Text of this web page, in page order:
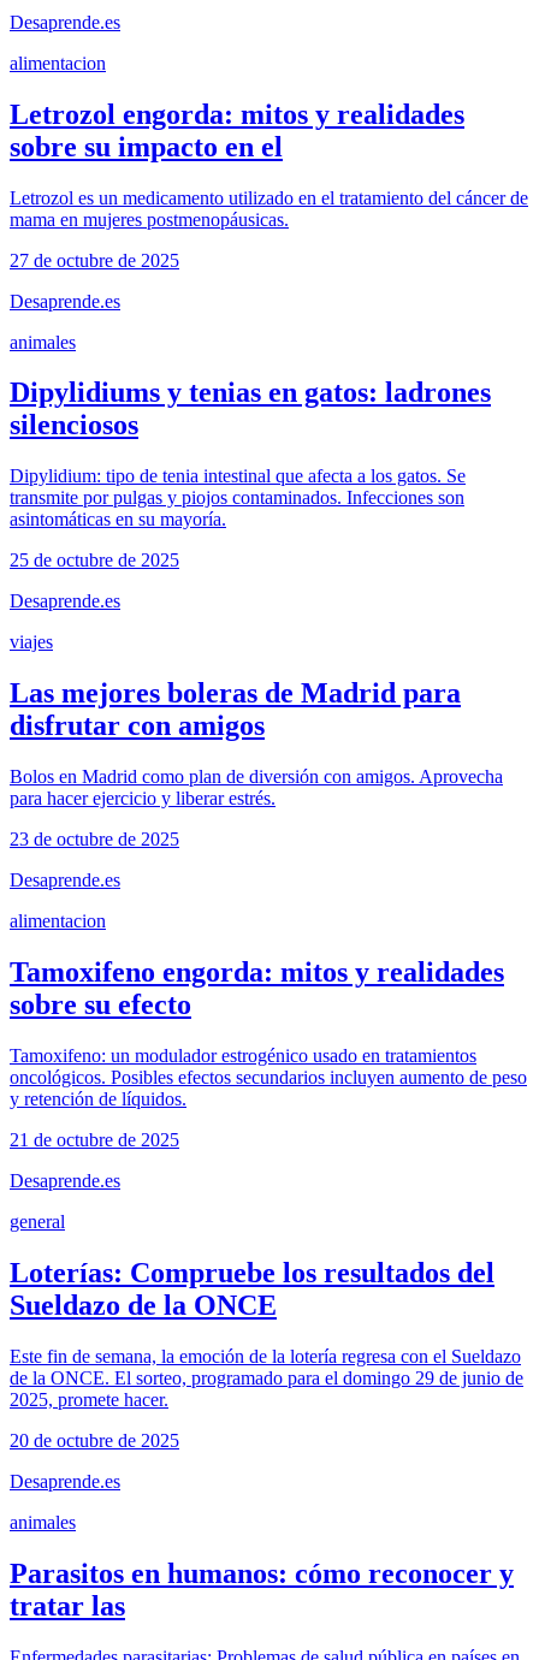
Desaprende.es
alimentacion
Letrozol engorda: mitos y realidades
sobre su impacto en el
Letrozol es un medicamento utilizado en el tratamiento del cáncer de
mama en mujeres postmenopáusicas.
27 de octubre de 2025
Desaprende.es
animales
Dipylidiums y tenias en gatos: ladrones
silenciosos
Dipylidium: tipo de tenia intestinal que afecta a los gatos. Se
transmite por pulgas y piojos contaminados. Infecciones son
asintomáticas en su mayoría.
25 de octubre de 2025
Desaprende.es
viajes
Las mejores boleras de Madrid para
disfrutar con amigos
Bolos en Madrid como plan de diversión con amigos. Aprovecha
para hacer ejercicio y liberar estrés.
23 de octubre de 2025
Desaprende.es
alimentacion
Tamoxifeno engorda: mitos y realidades
sobre su efecto
Tamoxifeno: un modulador estrogénico usado en tratamientos
oncológicos. Posibles efectos secundarios incluyen aumento de peso
y retención de líquidos.
21 de octubre de 2025
Desaprende.es
general
Loterías: Compruebe los resultados del
Sueldazo de la ONCE
Este fin de semana, la emoción de la lotería regresa con el Sueldazo
de la ONCE. El sorteo, programado para el domingo 29 de junio de
2025, promete hacer.
20 de octubre de 2025
Desaprende.es
animales
Parasitos en humanos: cómo reconocer y
tratar las